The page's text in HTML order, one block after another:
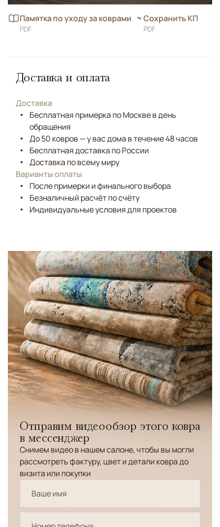
Памятка по уходу за коврами
PDF
Сохранить КП
PDF
Доставка и оплата
Доставка
Бесплатная примерка по Москве в день
обращения
До 50 ковров — у вас дома в течение 48 часов
Бесплатная доставка по России
Доставка по всему миру
Варианты оплаты
После примерки и финального выбора
Безналичный расчёт по счёту
Индивидуальные условия для проектов
Отправим видеообзор этого ковра
в мессенджер
Снимем видео в нашем салоне, чтобы вы могли
рассмотреть фактуру, цвет и детали ковра до
визита или покупки